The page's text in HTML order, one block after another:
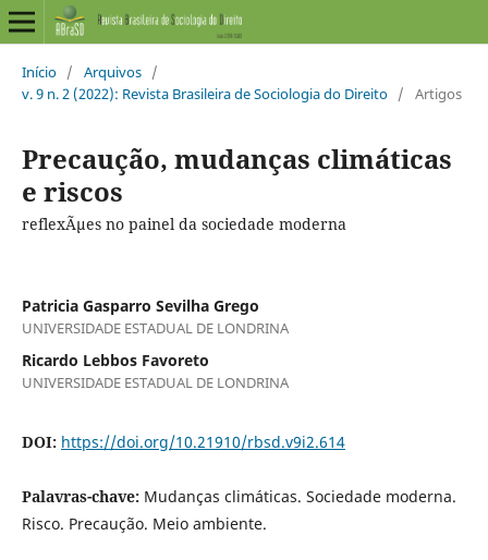
Início / Arquivos /
v. 9 n. 2 (2022): Revista Brasileira de Sociologia do Direito / Artigos
Precaução, mudanças climáticas
e riscos
reflexÃµes no painel da sociedade moderna
Patricia Gasparro Sevilha Grego
UNIVERSIDADE ESTADUAL DE LONDRINA
Ricardo Lebbos Favoreto
UNIVERSIDADE ESTADUAL DE LONDRINA
DOI: https://doi.org/10.21910/rbsd.v9i2.614
Palavras-chave: Mudanças climáticas. Sociedade moderna.
Risco. Precaução. Meio ambiente.